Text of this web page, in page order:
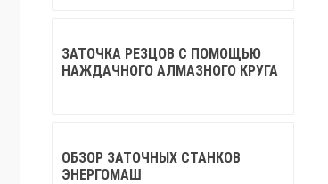
ЗАТОЧКА РЕЗЦОВ С ПОМОЩЬЮ
НАЖДАЧНОГО АЛМАЗНОГО КРУГА
ОБЗОР ЗАТОЧНЫХ СТАНКОВ
ЭНЕРГОМАШ